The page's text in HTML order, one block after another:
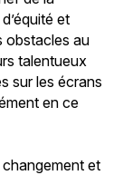
et
obstacles au
talentueux
sur les écrans
en ce
et